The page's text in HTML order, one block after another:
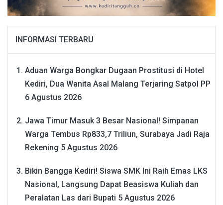
INFORMASI TERBARU
Aduan Warga Bongkar Dugaan Prostitusi di Hotel
Kediri, Dua Wanita Asal Malang Terjaring Satpol PP
6 Agustus 2026
Jawa Timur Masuk 3 Besar Nasional! Simpanan
Warga Tembus Rp833,7 Triliun, Surabaya Jadi Raja
Rekening 5 Agustus 2026
Bikin Bangga Kediri! Siswa SMK Ini Raih Emas LKS
Nasional, Langsung Dapat Beasiswa Kuliah dan
Peralatan Las dari Bupati 5 Agustus 2026